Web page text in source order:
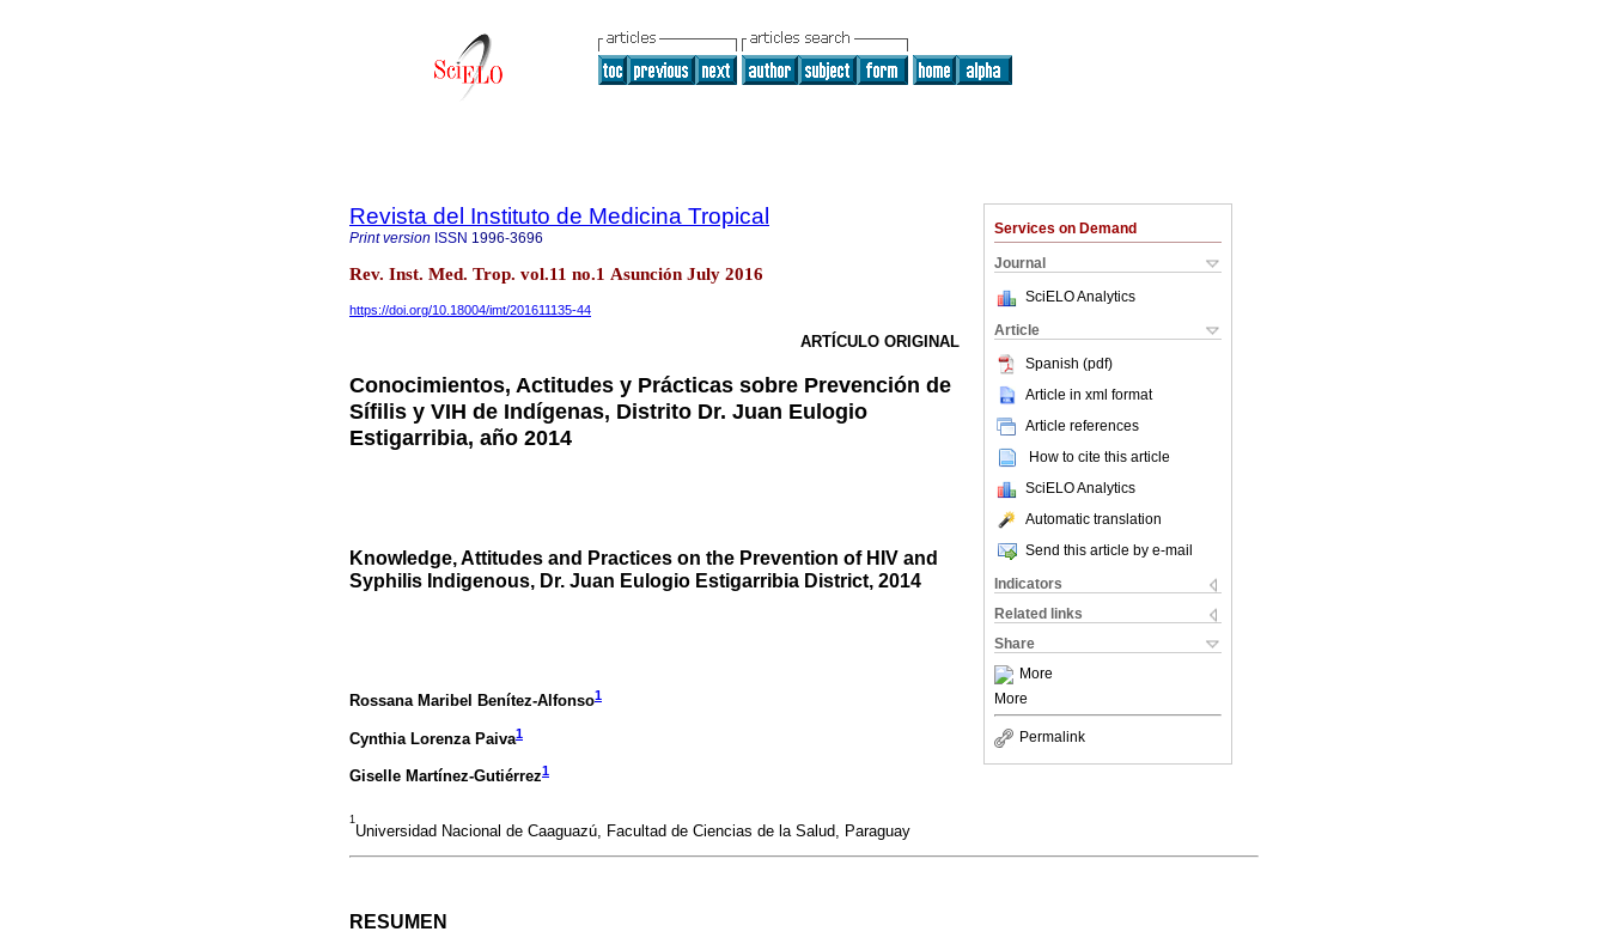
Services on Demand
Journal
SciELO Analytics
Article
Spanish (pdf)
Article in xml format
Article references
How to cite this article
SciELO Analytics
Automatic translation
Send this article by e-mail
Indicators
Related links
Share
More
More
Permalink
Revista del Instituto de Medicina Tropical
Print version ISSN 1996-3696
Rev. Inst. Med. Trop. vol.11 no.1 Asunción July 2016
https://doi.org/10.18004/imt/201611135-44
ARTÍCULO ORIGINAL
Conocimientos, Actitudes y Prácticas sobre Prevención de
Sífilis y VIH de Indígenas, Distrito Dr. Juan Eulogio
Estigarribia, año 2014
Knowledge, Attitudes and Practices on the Prevention of HIV and
Syphilis Indigenous, Dr. Juan Eulogio Estigarribia District, 2014
Rossana Maribel Benítez-Alfonso1
Cynthia Lorenza Paiva1
Giselle Martínez-Gutiérrez1
1
Universidad Nacional de Caaguazú, Facultad de Ciencias de la Salud, Paraguay
RESUMEN